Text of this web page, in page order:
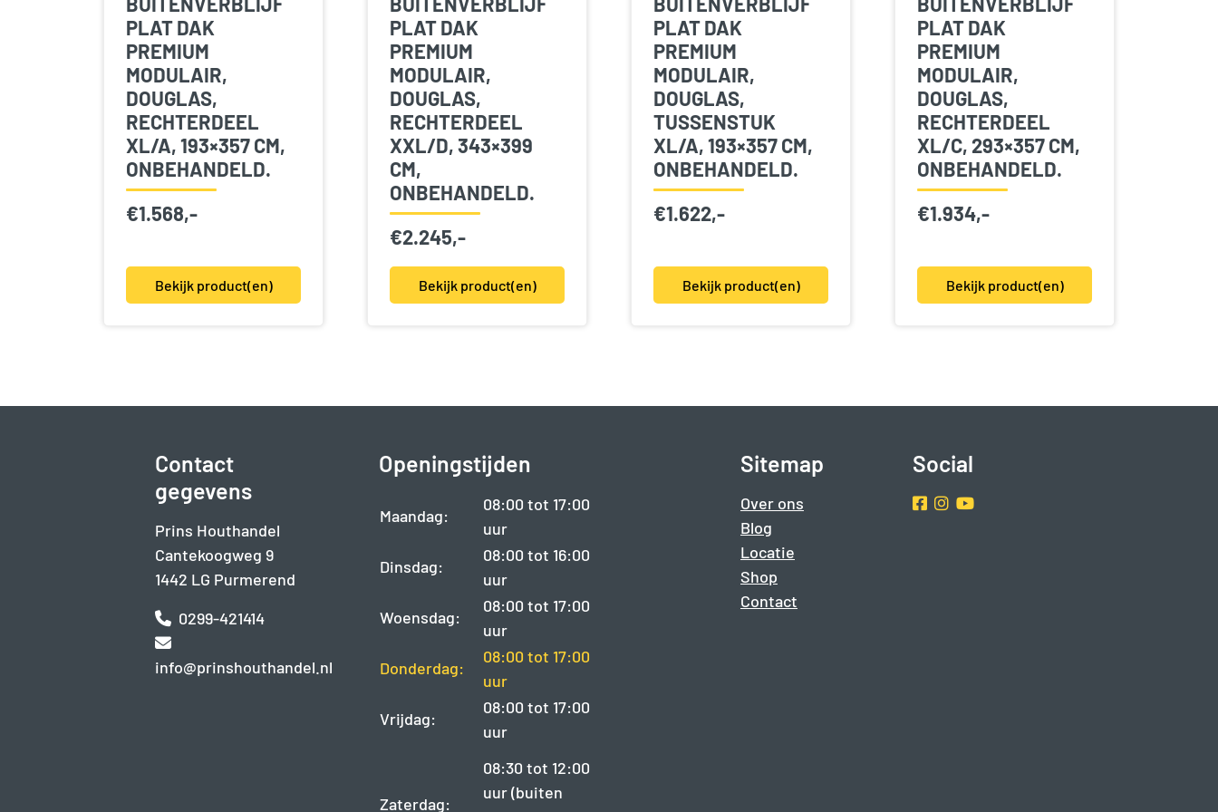
PLAT DAK
PREMIUM
MODULAIR,
DOUGLAS,
RECHTERDEEL
XL/A, 193×357 CM,
ONBEHANDELD.
€1.568,-
Bekijk product(en)
PLAT DAK
PREMIUM
MODULAIR,
DOUGLAS,
RECHTERDEEL
XXL/D, 343×399
CM,
ONBEHANDELD.
€2.245,-
Bekijk product(en)
PLAT DAK
PREMIUM
MODULAIR,
DOUGLAS,
TUSSENSTUK
XL/A, 193×357 CM,
ONBEHANDELD.
€1.622,-
Bekijk product(en)
PLAT DAK
PREMIUM
MODULAIR,
DOUGLAS,
RECHTERDEEL
XL/C, 293×357 CM,
ONBEHANDELD.
€1.934,-
Bekijk product(en)
Contact
gegevens
Prins Houthandel
Cantekoogweg 9
1442 LG Purmerend
0299-421414
info@prinshouthandel.nl
Openingstijden
Maandag:
08:00 tot 17:00
uur
Dinsdag:
08:00 tot 16:00
uur
Woensdag:
08:00 tot 17:00
uur
Donderdag:
08:00 tot 17:00
uur
Vrijdag:
08:00 tot 17:00
uur
Zaterdag:
08:30 tot 12:00
uur (buiten
Sitemap
Over ons
Blog
Locatie
Shop
Contact
Social
Facebook
Instragram
Youtube